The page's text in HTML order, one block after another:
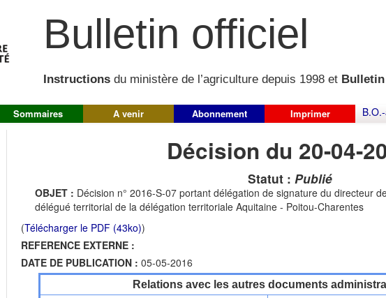
Bulletin officiel
Instructions du ministère de l’agriculture depuis 1998 et
Sommaires A venir Abonnement Imprimer
Décision du 20-04-
Statut : Publié
OBJET : Décision n° 2016-S-07 portant délégation de signature du directeur
délégué territorial de la délégation territoriale Aquitaine - Poitou-Charentes
(Télécharger le PDF (43ko))
REFERENCE EXTERNE :
DATE DE PUBLICATION : 05-05-2016
Relations avec les autres documents